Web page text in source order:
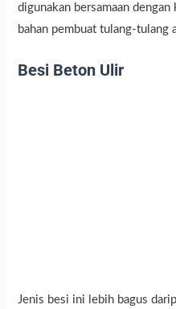
digunakan bersamaan
bahan pembuat tulang-tulang
Besi Beton Ulir
Jenis besi ini lebih bagus